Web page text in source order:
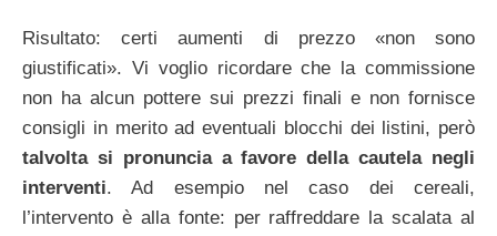
Risultato: certi aumenti di prezzo «non sono
giustificati». Vi voglio ricordare che la commissione
non ha alcun pottere sui prezzi finali e non fornisce
consigli in merito ad eventuali blocchi dei listini, però
talvolta si pronuncia a favore della cautela negli
interventi. Ad esempio nel caso dei cereali,
l’intervento è alla fonte: per raffreddare la scalata al